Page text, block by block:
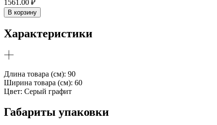
придверный
с
90х60
1561.00 ₽
В корзину
Характеристики
Длина товара (см): 90
Ширина товара (см): 60
Цвет: Серый графит
Габариты упаковки